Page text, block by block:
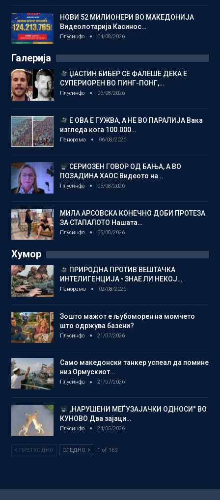
НОВИ 52 МИЛИОНЕРИ ВО МАКЕДОНИЈА
Видеолотарија Касинос…
Плусинфо 04/08/2026
Галерија
ЏАСТИН БИБЕР СЕ ФАЛЕШЕ ДЕКА Е
СУПЕРИОРЕН ВО ПИНГ-ПОНГ,…
Плусинфо 06/08/2026
Е ОВА Е ГУЖВА, А НЕ ВО ПАРАЛИЈА Вака
изгледа кога 100.000…
Панорама 06/08/2026
СЕРИОЗЕН ГОВОР ОД БАЊА, А ВО
ПОЗАДИНА ХАОС Видеото на…
Плусинфо 05/08/2026
МИЛА АРСОВСКА КОНЕЧНО ДОБИ ПРОТЕЗА
ЗА СТАПАЛОТО Нашата…
Плусинфо 05/08/2026
Хумор
ПРИРОДНА ПРОТИВ ВЕШТАЧКА
ИНТЕЛИГЕНЦИЈА • ЗНАЕ ЛИ НЕКОЈ…
Панорама 02/08/2026
Зошто мажот е љубоморен на момчето
што одржува базени?
Плусинфо 21/07/2026
Само македонски танкер успеал да помине
низ Ормускиот…
Плусинфо 21/07/2026
„НАРУШЕНИ МЕЃУЗАЈАЧКИ ОДНОСИ“ ВО
КУНОВО Два зајаци…
Плусинфо 24/05/2026
ПРЕТХОДНО СЛЕДНО 1 of 169